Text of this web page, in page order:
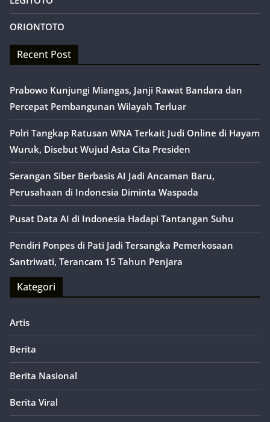
ORIONTOTO
Recent Post
Prabowo Kunjungi Miangas, Janji Rawat Bandara dan
Percepat Pembangunan Wilayah Terluar
Polri Tangkap Ratusan WNA Terkait Judi Online di Hayam
Wuruk, Disebut Wujud Asta Cita Presiden
Serangan Siber Berbasis AI Jadi Ancaman Baru,
Perusahaan di Indonesia Diminta Waspada
Pusat Data AI di Indonesia Hadapi Tantangan Suhu
Pendiri Ponpes di Pati Jadi Tersangka Pemerkosaan
Santriwati, Terancam 15 Tahun Penjara
Kategori
Artis
Berita
Berita Nasional
Berita Viral